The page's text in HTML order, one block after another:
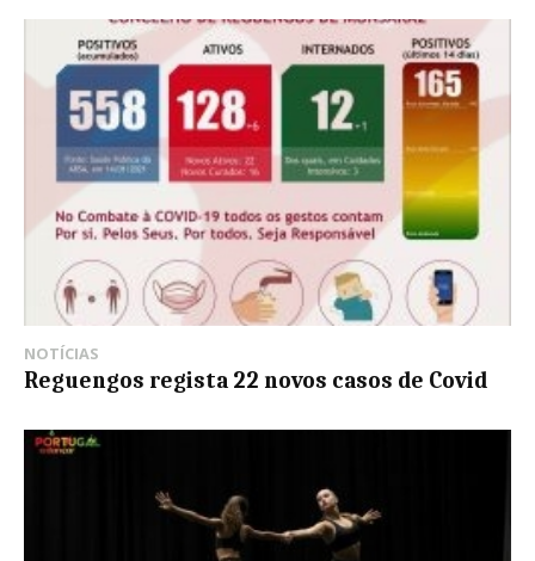
NOTÍCIAS
Reguengos regista 22 novos casos de Covid